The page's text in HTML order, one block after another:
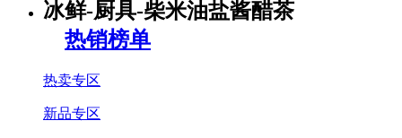
热销榜单
热卖专区
新品专区